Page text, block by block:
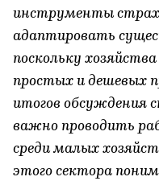
инструменты
адаптировать
поскольку
простых и дешевых
итогов обсуждения
важно проводить
среди малых
этого сектора